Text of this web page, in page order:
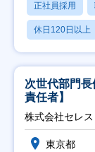
正社員採用
休日120日以上
次世代部門
責任者】
株式会社セレス
東京都